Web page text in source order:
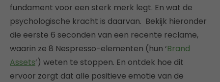
fundament voor een sterk merk legt. En wat de
psychologische kracht is daarvan. Bekijk hieronder
die eerste 6 seconden van een recente reclame,
waarin ze 8 Nespresso-elementen (hun ‘Brand
Assets’) weten te stoppen. En ontdek hoe dit
ervoor zorgt dat alle positieve emotie van de